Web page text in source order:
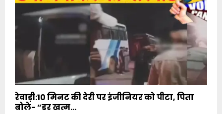
रेवाड़ी:10 मिनट की देरी पर इंजीनियर को पीटा, पिता
बोले- “डर खत्म...